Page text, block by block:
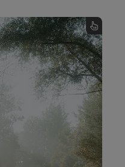
ganz gemütlich die
entdecken.